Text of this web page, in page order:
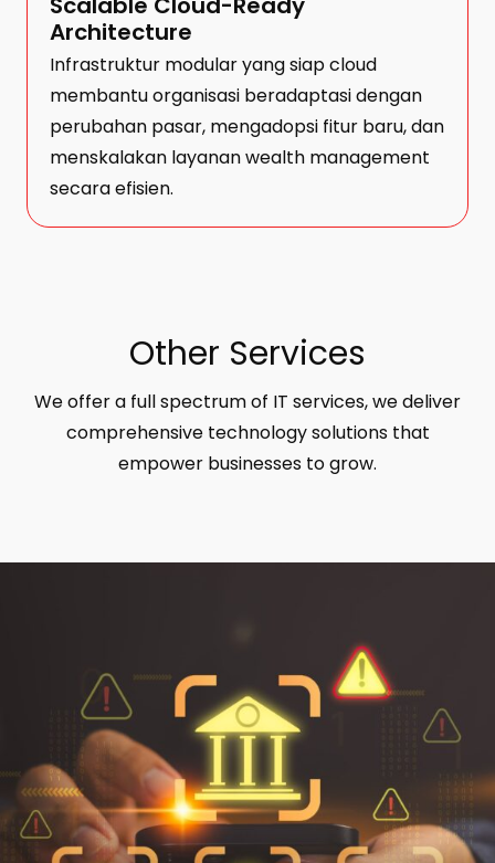
Architecture
Infrastruktur modular yang siap cloud
membantu organisasi beradaptasi dengan
perubahan pasar, mengadopsi fitur baru, dan
menskalakan layanan wealth management
secara efisien.
Other Services
We offer a full spectrum of IT services, we deliver
comprehensive technology solutions that
empower businesses to grow.